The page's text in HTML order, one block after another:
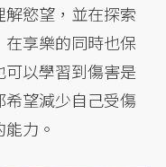
慾望，並在探索
享樂的同時也保
以學習到傷害是
希望減少自己受傷
力。